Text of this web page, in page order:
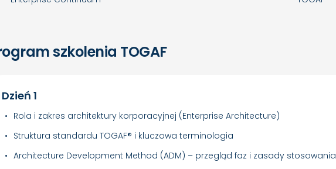
szkolenia TOGAF
Dzień 1
Rola i zakres architektury korporacyjnej (Enterprise Architecture)
Struktura standardu TOGAF® i kluczowa terminologia
Architecture Development Method (ADM) – przegląd faz i zasady stosowania